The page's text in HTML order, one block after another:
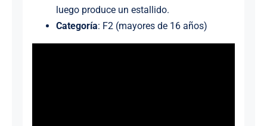
luego produce un estallido.
Categoría: F2 (mayores de 16 años)